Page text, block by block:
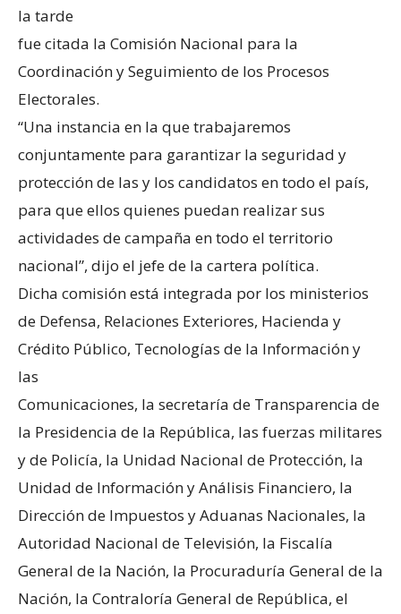
la tarde
fue citada la Comisión Nacional para la
Coordinación y Seguimiento de los Procesos
Electorales.
“Una instancia en la que trabajaremos
conjuntamente para garantizar la seguridad y
protección de las y los candidatos en todo el país,
para que ellos quienes puedan realizar sus
actividades de campaña en todo el territorio
nacional”, dijo el jefe de la cartera política.
Dicha comisión está integrada por los ministerios
de Defensa, Relaciones Exteriores, Hacienda y
Crédito Público, Tecnologías de la Información y
las
Comunicaciones, la secretaría de Transparencia de
la Presidencia de la República, las fuerzas militares
y de Policía, la Unidad Nacional de Protección, la
Unidad de Información y Análisis Financiero, la
Dirección de Impuestos y Aduanas Nacionales, la
Autoridad Nacional de Televisión, la Fiscalía
General de la Nación, la Procuraduría General de la
Nación, la Contraloría General de República, el